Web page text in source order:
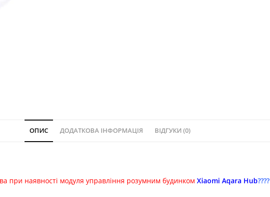
ОПИС ДОДАТКОВА ІНФОРМАЦІЯ ВІДГУКИ (0)
при наявності модуля управління розумним будинком Xiaomi Aqara Hub????